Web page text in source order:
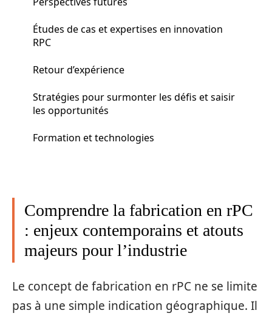
Études de cas et expertises en innovation
RPC
Retour d’expérience
Stratégies pour surmonter les défis et saisir
les opportunités
Formation et technologies
Comprendre la fabrication en rPC
: enjeux contemporains et atouts
majeurs pour l’industrie
Le concept de fabrication en rPC ne se limite
pas à une simple indication géographique. Il